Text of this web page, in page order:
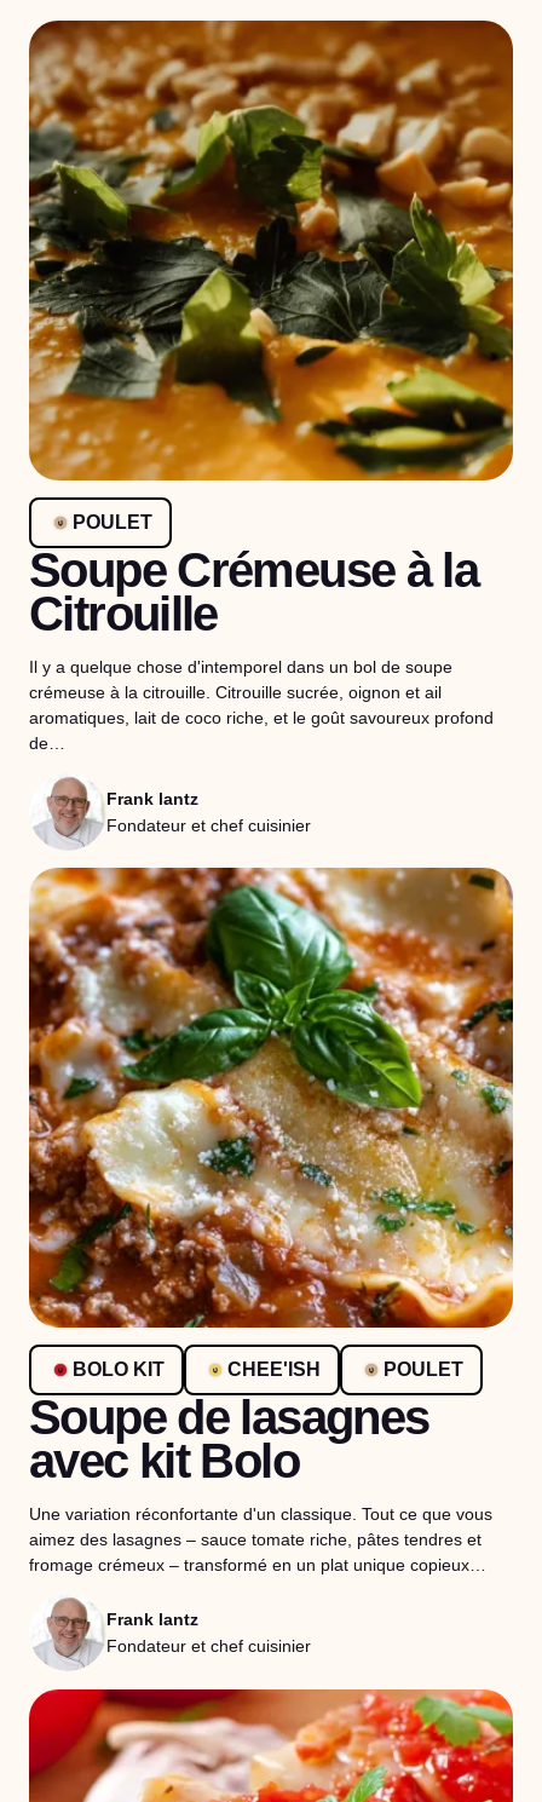
POULET
Soupe Crémeuse à la
Citrouille
Il y a quelque chose d'intemporel dans un bol de soupe
crémeuse à la citrouille. Citrouille sucrée, oignon et ail
aromatiques, lait de coco riche, et le goût savoureux profond
de…
Frank lantz
Fondateur et chef cuisinier
BOLO KIT CHEE'ISH POULET
Soupe de lasagnes
avec kit Bolo
Une variation réconfortante d'un classique. Tout ce que vous
aimez des lasagnes – sauce tomate riche, pâtes tendres et
fromage crémeux – transformé en un plat unique copieux…
Frank lantz
Fondateur et chef cuisinier